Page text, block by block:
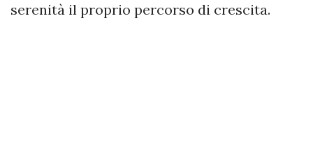
serenità il proprio percorso di crescita.